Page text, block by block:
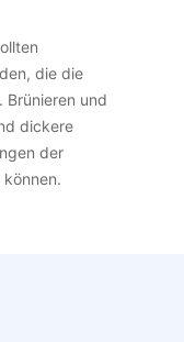
die die
Brünieren und
dickere
der